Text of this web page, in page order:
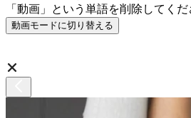
「動画」という単語を削除してくだ
動画モードに切り替える